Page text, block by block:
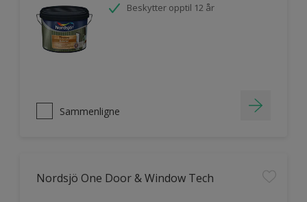
Beskytter opptil 12 år
Sammenligne
Nordsjö One Door & Window Tech